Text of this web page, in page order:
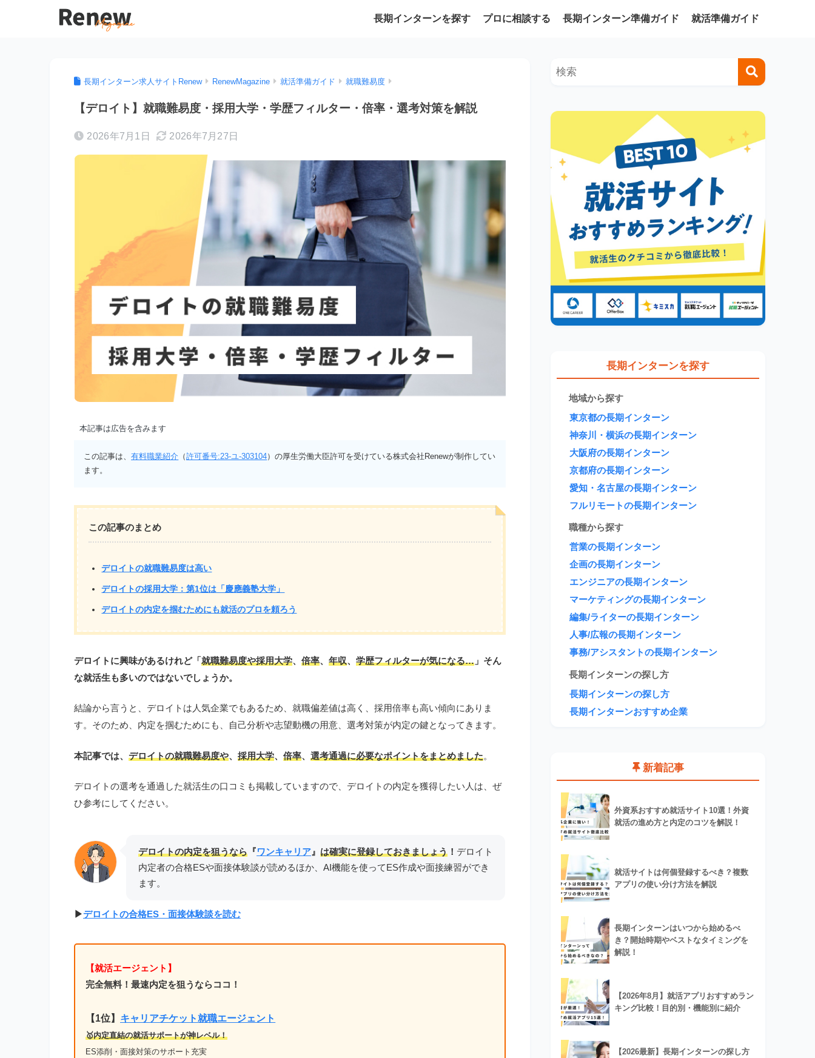
長期インターンを探す プロに相談する 長期インターン準備ガイド 就活準備ガイド
長期インターン求人サイトRenew RenewMagazine 就活準備ガイド 就職難易度
【デロイト】就職難易度・採用大学・学歴フィルター・倍率・選考対策を解説
2026年7月1日 2026年7月27日
本記事は広告を含みます
この記事は、有料職業紹介 （許可番号:23-ユ-303104）の厚生労働大臣許可を受けている株式会社Renewが制作してい
ます。
この記事のまとめ
デロイトの就職難易度は高い
デロイトの採用大学：第1位は「慶應義塾大学」
デロイトの内定を掴むためにも就活のプロを頼ろう
デロイトに興味があるけれど「 就職難易度や採用大学、 倍率、 年収、 学歴フィルターが気になる… 」そん
な就活生も多いのではないでしょうか。
結論から言うと、デロイトは人気企業でもあるため、就職偏差値は高く、採用倍率も高い傾向にありま
す。そのため、内定を掴むためにも、自己分析や志望動機の用意、選考対策が内定の鍵となってきます。
本記事では、 デロイトの就職難易度や、 採用大学、 倍率、 選考通過に必要なポイントをまとめました。
デロイトの選考を通過した就活生の口コミも掲載していますので、デロイトの内定を獲得したい人は、ぜ
ひ参考にしてください。
デロイトの内定を狙うなら 『ワンキャリア』 は確実に登録しておきましょう ！ デロイト
内定者の合格ESや面接体験談が読めるほか、AI機能を使ってES作成や面接練習ができ
ます。
▶︎デロイトの合格ES・面接体験談を読む
【就活エージェント】
完全無料！最速内定を狙うならココ！
【1位】 キャリアチケット就職エージェント
🥇内定直結の就活サポートが神レベル！
ES添削・面接対策のサポート充実
長期インターンを探す
地域から探す
東京都の長期インターン
神奈川・横浜の長期インターン
大阪府の長期インターン
京都府の長期インターン
愛知・名古屋の長期インターン
フルリモートの長期インターン
職種から探す
営業の長期インターン
企画の長期インターン
エンジニアの長期インターン
マーケティングの長期インターン
編集/ライターの長期インターン
人事/広報の長期インターン
事務/アシスタントの長期インターン
長期インターンの探し方
長期インターンの探し方
長期インターンおすすめ企業
新着記事
外資系おすすめ就活サイト10選！外資
就活の進め方と内定のコツを解説！
就活サイトは何個登録するべき？複数
アプリの使い分け方法を解説
長期インターンはいつから始めるべ
き？開始時期やベストなタイミングを
解説！
【2026年8月】就活アプリおすすめラン
キング比較！目的別・機能別に紹介
【2026最新】長期インターンの探し方